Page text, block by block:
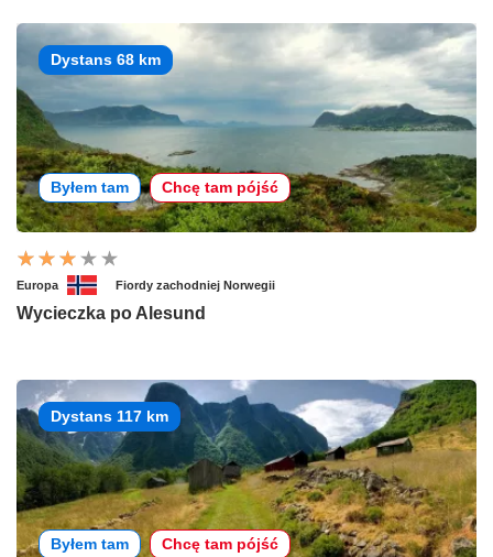
Dystans 68 km
Byłem tam Chcę tam pójść
Europa Fiordy zachodniej Norwegii
Wycieczka po Alesund
Dystans 117 km
Byłem tam Chcę tam pójść